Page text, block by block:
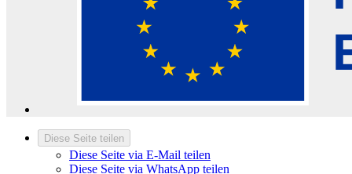
Diese Seite teilen
Diese Seite via E-Mail teilen
Diese Seite via WhatsApp teilen